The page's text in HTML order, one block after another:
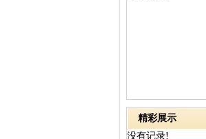
精彩展示
没有记录!